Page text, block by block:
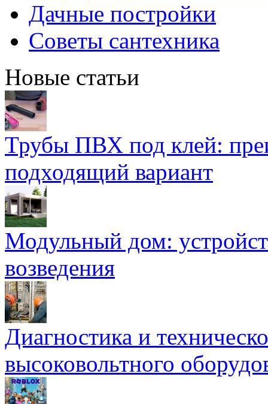
Дачные постройки
Советы сантехника
Новые статьи
Трубы ПВХ под клей:
подходящий вариант
Модульный дом:
возведения
Диагностика и
высоковольтного